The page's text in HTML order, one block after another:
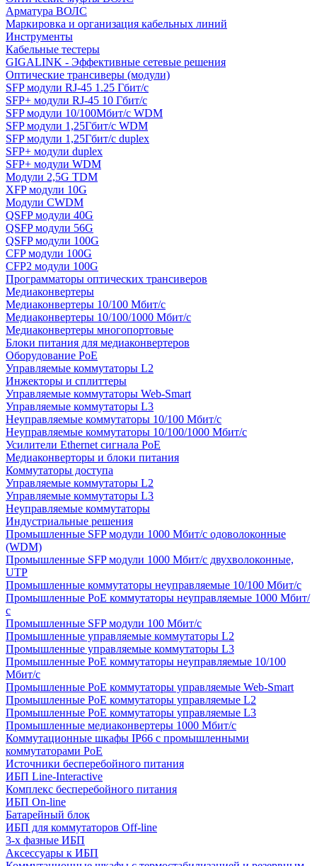
Арматура ВОЛС
Маркировка и организация кабельных линий
Инструменты
Кабельные тестеры
GIGALINK - Эффективные сетевые решения
Оптические трансиверы (модули)
SFP модули RJ-45 1.25 Гбит/c
SFP+ модули RJ-45 10 Гбит/c
SFP модули 10/100Мбит/с WDM
SFP модули 1,25Гбит/с WDM
SFP модули 1,25Гбит/с duplex
SFP+ модули duplex
SFP+ модули WDM
Модули 2,5G TDM
XFP модули 10G
Модули CWDM
QSFP модули 40G
QSFP модули 56G
QSFP модули 100G
CFP модули 100G
CFP2 модули 100G
Программаторы оптических трансиверов
Медиаконвертеры
Медиаконвертеры 10/100 Мбит/с
Медиаконвертеры 10/100/1000 Мбит/c
Медиаконвертеры многопортовые
Блоки питания для медиаконвертеров
Оборудование PoE
Управляемые коммутаторы L2
Инжекторы и сплиттеры
Управляемые коммутаторы Web-Smart
Управляемые коммутаторы L3
Неуправляемые коммутаторы 10/100 Мбит/с
Неуправляемые коммутаторы 10/100/1000 Мбит/с
Усилители Ethernet сигнала PoE
Медиаконверторы и блоки питания
Коммутаторы доступа
Управляемые коммутаторы L2
Управляемые коммутаторы L3
Неуправляемые коммутаторы
Индустриальные решения
Промышленные SFP модули 1000 Мбит/c одоволоконные
(WDM)
Промышленные SFP модули 1000 Мбит/c двухволоконные,
UTP
Промышленные коммутаторы неуправляемые 10/100 Мбит/с
Промышленные PoE коммутаторы неуправляемые 1000 Мбит/
с
Промышленные SFP модули 100 Мбит/c
Промышленные управляемые коммутаторы L2
Промышленные управляемые коммутаторы L3
Промышленные PoE коммутаторы неуправляемые 10/100
Мбит/с
Промышленные PoE коммутаторы управляемые Web-Smart
Промышленные PoE коммутаторы управляемые L2
Промышленные PoE коммутаторы управляемые L3
Промышленные медиаконвертеры 1000 Мбит/с
Коммутационные шкафы IP66 c промышленными
коммутаторами PoE
Источники бесперебойного питания
ИБП Line-Interactive
Комплекс бесперебойного питания
ИБП On-line
Батарейный блок
ИБП для коммутаторов Off-line
3-х фазные ИБП
Аксессуары к ИБП